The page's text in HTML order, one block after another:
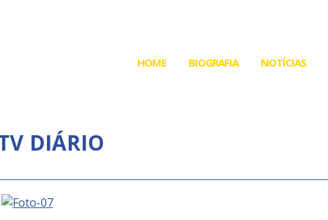
HOME BIOGRAFIA NOTÍCIAS
DIÁRIO